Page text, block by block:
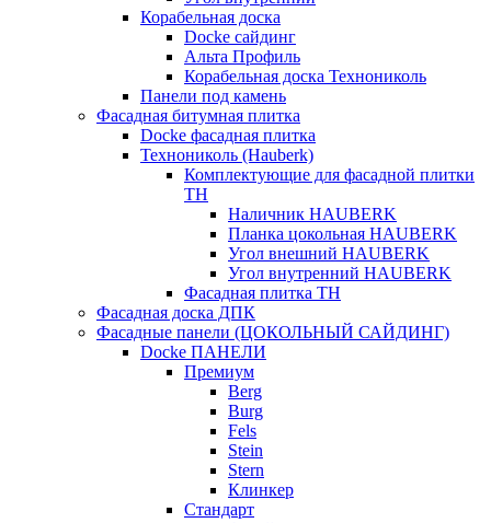
Корабельная доска
Docke сайдинг
Альта Профиль
Корабельная доска Технониколь
Панели под камень
Фасадная битумная плитка
Docke фасадная плитка
Технониколь (Hauberk)
Комплектующие для фасадной плитки
ТН
Наличник HAUBERK
Планка цокольная HAUBERK
Угол внешний HAUBERK
Угол внутренний HAUBERK
Фасадная плитка ТН
Фасадная доска ДПК
Фасадные панели (ЦОКОЛЬНЫЙ САЙДИНГ)
Docke ПАНЕЛИ
Премиум
Berg
Burg
Fels
Stein
Stern
Клинкер
Стандарт